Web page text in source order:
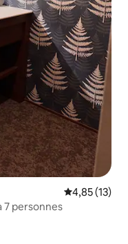
Évaluation
4,85 (13)
7 personnes